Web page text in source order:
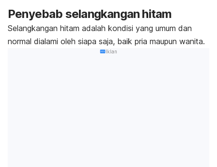
Penyebab selangkangan hitam
Selangkangan hitam adalah kondisi yang umum dan
normal dialami oleh siapa saja, baik pria maupun wanita.
Iklan